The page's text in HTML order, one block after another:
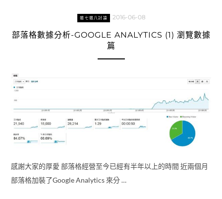
雜七雜八討論 2016-06-08
部落格數據分析-GOOGLE ANALYTICS (1) 瀏覽數據
篇
感謝大家的厚愛 部落格經營至今已經有半年以上的時間 近兩個月
部落格加裝了Google Analytics 來分 …